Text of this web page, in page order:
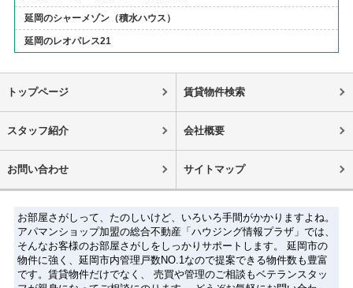
延岡のシャーメゾン（積水ハウス）
延岡のレオパレス21
トップページ 賃貸物件検索
スタッフ紹介 会社概要
お問い合わせ サイトマップ
お部屋さがしって、たのしいけど、いろいろ手間がかかりますよね。
アパマンショップ加盟の総合不動産「ハウジング情報プラザ」では、
そんなお客様のお部屋さがしをしっかりサポートします。 延岡市の
物件に強く、延岡市内管理戸数NO.1なので提案できる物件数も豊富
です。賃貸物件だけでなく、 売買や管理のご相談もベテランスタッ